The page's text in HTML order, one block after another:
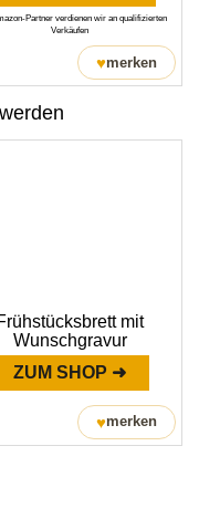
Partner verdienen wir an qualifizierten
Verkäufen
♥merken
mit
Wunschgravur
ZUM SHOP ➜
♥merken